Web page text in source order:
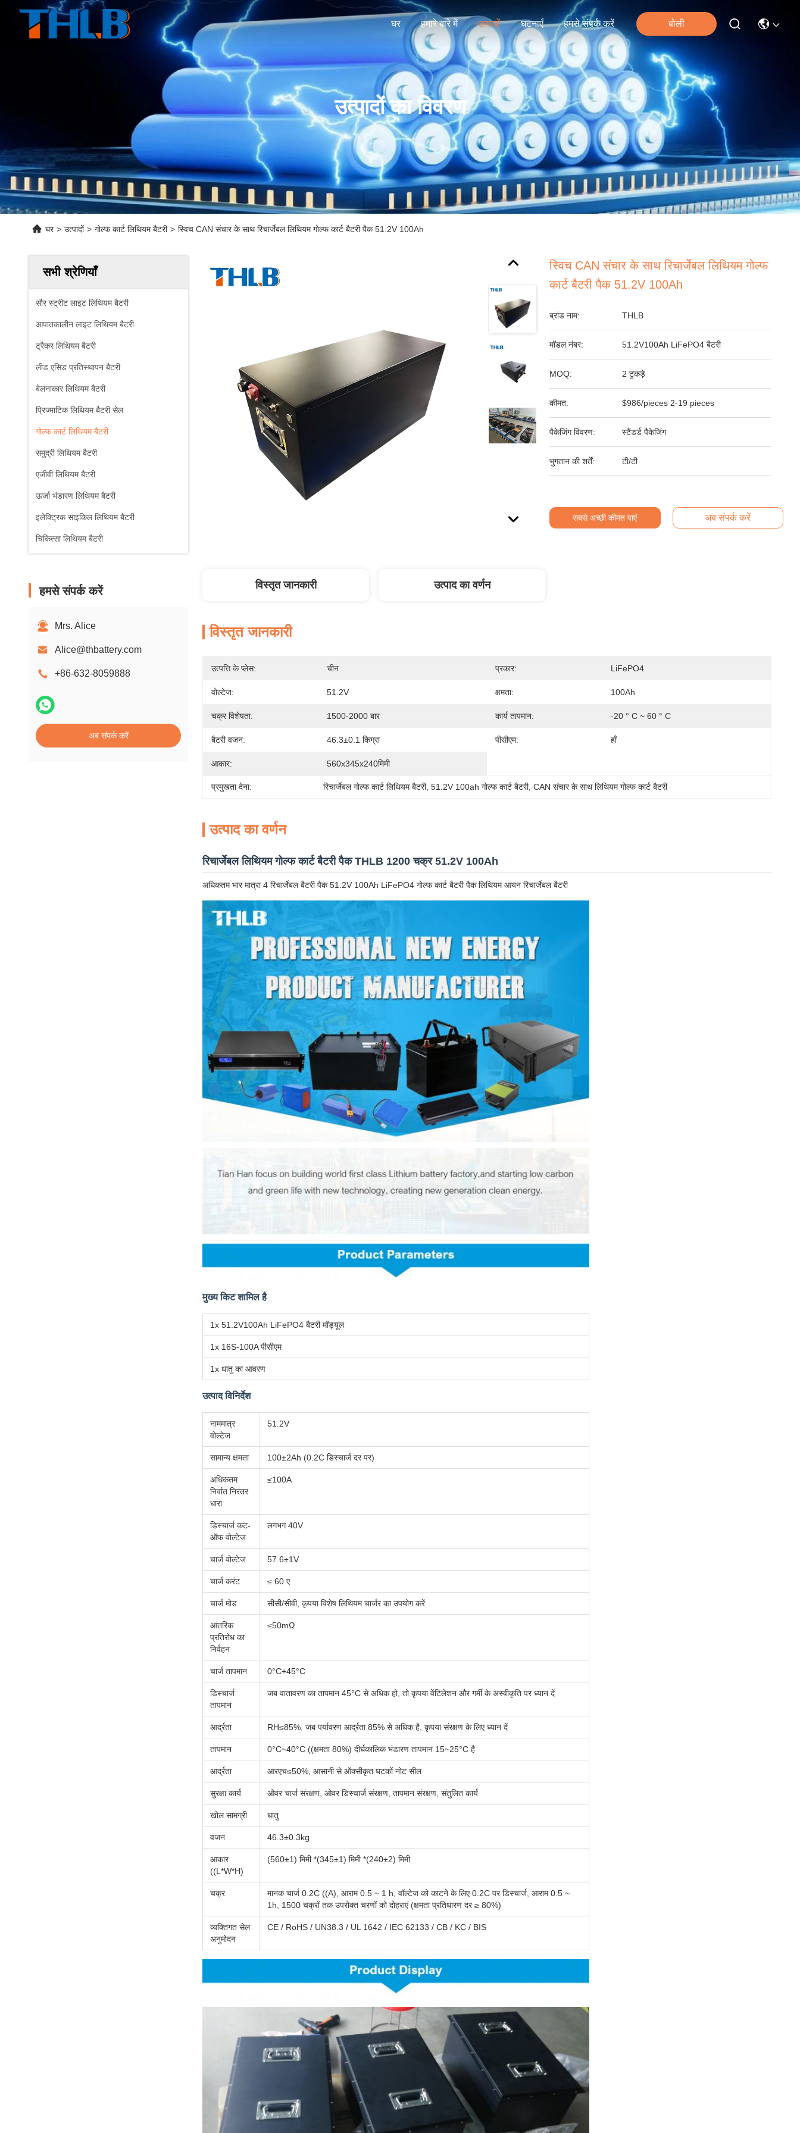
घर हमारे बारे में उत्पादों घटनाएँ हमसे संपर्क करें बोली
उत्पादों का विवरण
घर > उत्पादों > गोल्फ कार्ट लिथियम बैटरी > स्विच CAN संचार के साथ रिचार्जेबल लिथियम गोल्फ कार्ट बैटरी पैक 51.2V 100Ah
सभी श्रेणियाँ
सौर स्ट्रीट लाइट लिथियम बैटरी
आपातकालीन लाइट लिथियम बैटरी
ट्रैकर लिथियम बैटरी
लीड एसिड प्रतिस्थापन बैटरी
बेलनाकार लिथियम बैटरी
प्रिज्माटिक लिथियम बैटरी सेल
गोल्फ कार्ट लिथियम बैटरी
समुद्री लिथियम बैटरी
एजीवी लिथियम बैटरी
ऊर्जा भंडारण लिथियम बैटरी
इलेक्ट्रिक साइकिल लिथियम बैटरी
चिकित्सा लिथियम बैटरी
हमसे संपर्क करें
Mrs. Alice
Alice@thbattery.com
+86-632-8059888
अब संपर्क करें
स्विच CAN संचार के साथ रिचार्जेबल लिथियम गोल्फ
कार्ट बैटरी पैक 51.2V 100Ah
ब्रांड नाम: THLB
मॉडल नंबर: 51.2V100Ah LiFePO4 बैटरी
MOQ: 2 टुकड़े
कीमत: $986/pieces 2-19 pieces
पैकेजिंग विवरण: स्टैंडर्ड पैकेजिंग
भुगतान की शर्तें: टी/टी
सबसे अच्छी कीमत पाएं अब संपर्क करें
विस्तृत जानकारी उत्पाद का वर्णन
विस्तृत जानकारी
उत्पत्ति के प्लेस: चीन प्रकार: LiFePO4
वोल्टेज: 51.2V क्षमता: 100Ah
चक्र विशेषता: 1500-2000 बार कार्य तापमान: -20 ° C ~ 60 ° C
बैटरी वजन: 46.3±0.1 किग्रा पीसीएम: हाँ
आकार: 560x345x240मिमी
प्रमुखता देना: रिचार्जेबल गोल्फ कार्ट लिथियम बैटरी, 51.2V 100ah गोल्फ कार्ट बैटरी, CAN संचार के साथ लिथियम गोल्फ कार्ट बैटरी
उत्पाद का वर्णन
रिचार्जेबल लिथियम गोल्फ कार्ट बैटरी पैक THLB 1200 चक्र 51.2V 100Ah
अधिकतम भार मात्रा 4 रिचार्जेबल बैटरी पैक 51.2V 100Ah LiFePO4 गोल्फ कार्ट बैटरी पैक लिथियम आयन रिचार्जेबल बैटरी
मुख्य किट शामिल है
1x 51.2V100Ah LiFePO4 बैटरी मॉड्यूल
1x 16S-100A पीसीएम
1x धातु का आवरण
उत्पाद विनिर्देश
नाममात्र
वोल्टेज
51.2V
सामान्य क्षमता 100±2Ah (0.2C डिस्चार्ज दर पर)
अधिकतम
निर्वात निरंतर
धारा
≤100A
डिस्चार्ज कट-
ऑफ वोल्टेज
लगभग 40V
चार्ज वोल्टेज 57.6±1V
चार्ज करंट ≤ 60 ए
चार्ज मोड सीसी/सीवी, कृपया विशेष लिथियम चार्जर का उपयोग करें
आंतरिक
प्रतिरोध का
निर्वहन
≤50mΩ
चार्ज तापमान 0°C+45°C
डिस्चार्ज
तापमान
जब वातावरण का तापमान 45°C से अधिक हो, तो कृपया वेंटिलेशन और गर्मी के अस्वीकृति पर ध्यान दें
आर्द्रता RH≤85%, जब पर्यावरण आर्द्रता 85% से अधिक है, कृपया संरक्षण के लिए ध्यान दें
तापमान 0°C~40°C ((क्षमता 80%) दीर्घकालिक भंडारण तापमान 15~25°C है
आर्द्रता आरएच≤50%, आसानी से ऑक्सीकृत घटकों नोट सील
सुरक्षा कार्य ओवर चार्ज संरक्षण, ओवर डिस्चार्ज संरक्षण, तापमान संरक्षण, संतुलित कार्य
खोल सामग्री धातु
वजन 46.3±0.3kg
आकार
((L*W*H)
(560±1) मिमी *(345±1) मिमी *(240±2) मिमी
चक्र
मानक चार्ज 0.2C ((A), आराम 0.5 ~ 1 h, वॉल्टेज को काटने के लिए 0.2C पर डिस्चार्ज, आराम 0.5 ~
1h, 1500 चक्रों तक उपरोक्त चरणों को दोहराएं (क्षमता प्रतिधारण दर ≥ 80%)
व्यक्तिगत सेल
अनुमोदन
CE / RoHS / UN38.3 / UL 1642 / IEC 62133 / CB / KC / BIS